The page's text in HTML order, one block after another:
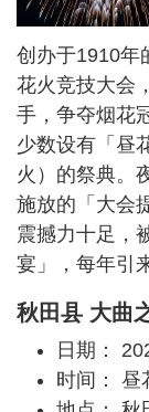
创办于1910年
花火竞技大会
手，争夺烟花
少数设有「昼
火）的祭典。
施放的「大会
震撼力十足，
宴」，每年引
秋田县 大曲
日期：
时间： 昼